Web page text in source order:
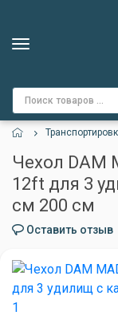
Чехол DAM
12ft для 3
см 200 см
Оставить отзыв